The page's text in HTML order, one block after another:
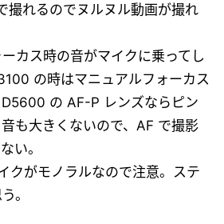
撮れるのでヌルヌル動画が撮れ
カス時の音がマイクに乗ってし
の時はマニュアルフォーカス
の AF-P レンズならピン
も大きくないので、AF で撮影
い。
クがモノラルなので注意。ステ
。